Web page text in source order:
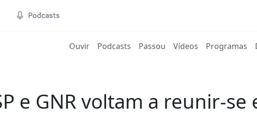
Podcasts
Ouvir(current)
Podcasts Passou Vídeos Programas
e GNR voltam a reunir-